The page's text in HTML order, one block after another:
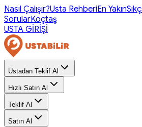
Nasıl Çalışır?Usta RehberiEn Yakın
SorularKoçtaş
USTA GİRİŞİ
Ustadan Teklif Al
Hızlı Satın Al
Teklif Al
Satın Al